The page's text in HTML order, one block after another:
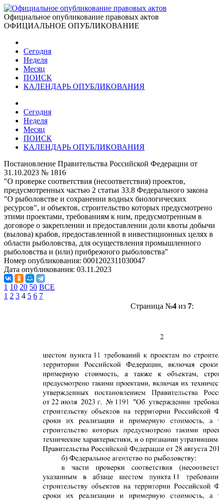
Официальное опубликование правовых актов
ОФИЦИАЛЬНОЕ ОПУБЛИКОВАНИЕ
Сегодня
Неделя
Месяц
ПОИСК
КАЛЕНДАРЬ ОПУБЛИКОВАНИЯ
Сегодня
Неделя
Месяц
ПОИСК
КАЛЕНДАРЬ ОПУБЛИКОВАНИЯ
Постановление Правительства Российской Федерации от
31.10.2023 № 1816
"О проверке соответствия (несоответствия) проектов,
предусмотренных частью 2 статьи 33.8 Федерального закона
"О рыболовстве и сохранении водных биологических
ресурсов", и объектов, строительство которых предусмотрено
этими проектами, требованиям к ним, предусмотренным в
договоре о закреплении и предоставлении доли квоты добычи
(вылова) крабов, предоставленной в инвестиционных целях в
области рыболовства, для осуществления промышленного
рыболовства и (или) прибрежного рыболовства"
Номер опубликования: 0001202311030047
Дата опубликования: 03.11.2023
1 10 20 50 ВСЕ
1 2 3 4 5 6 7
Страница №4из 7: